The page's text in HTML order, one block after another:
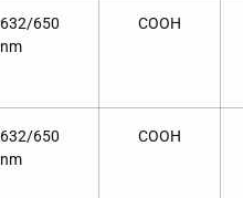
632/650
nm
COOH
632/650
nm
COOH